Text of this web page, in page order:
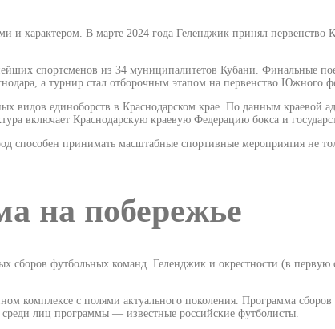
и характером. В марте 2024 года Геленджик принял
спортсменов из 34 муниципалитетов Кубани. Финальные
а турнир стал отборочным этапом на первенство Южного
единоборств в Краснодарском крае. По данным краевой
включает Краснодарскую краевую Федерацию бокса и
способен принимать масштабные спортивные мероприятия не
на побережье
сборов футбольных команд. Геленджик и окрестности (в
комплексе с полями актуального поколения. Программа
лиц программы — известные российские футболисты.